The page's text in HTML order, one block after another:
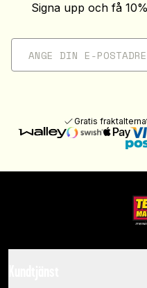
Signa upp och få
Gratis